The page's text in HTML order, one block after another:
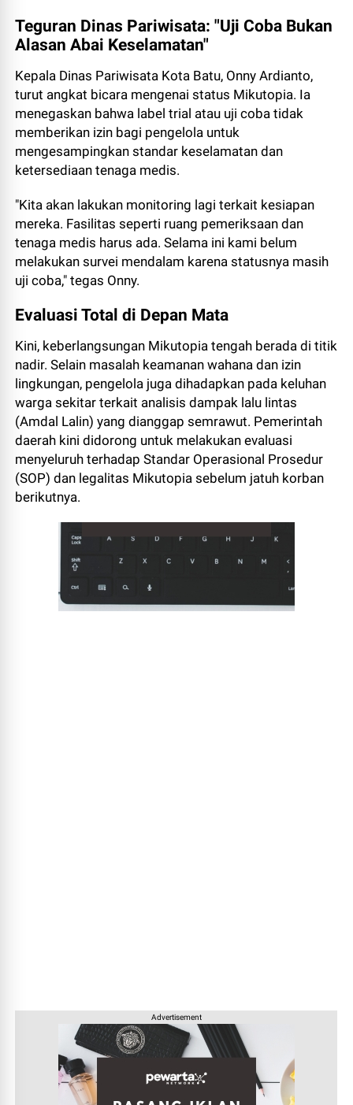
Teguran Dinas Pariwisata: "Uji Coba Bukan
Alasan Abai Keselamatan"
Kepala Dinas Pariwisata Kota Batu, Onny Ardianto,
turut angkat bicara mengenai status Mikutopia. Ia
menegaskan bahwa labeltrial atau uji coba tidak
memberikan izin bagi pengelola untuk
mengesampingkan standar keselamatan dan
ketersediaan tenaga medis.
"Kita akan lakukan monitoring lagi terkait kesiapan
mereka. Fasilitas seperti ruang pemeriksaan dan
tenaga medis harus ada. Selama ini kami belum
melakukan survei mendalam karena statusnya masih
uji coba," tegas Onny.
Evaluasi Total di Depan Mata
Kini, keberlangsungan Mikutopia tengah berada di titik
nadir. Selain masalah keamanan wahana dan izin
lingkungan, pengelola juga dihadapkan pada keluhan
warga sekitar terkait analisis dampak lalu lintas
(Amdal Lalin) yang dianggap semrawut. Pemerintah
daerah kini didorong untuk melakukan evaluasi
menyeluruh terhadap Standar Operasional Prosedur
(SOP) dan legalitas Mikutopia sebelum jatuh korban
berikutnya.
Advertisement